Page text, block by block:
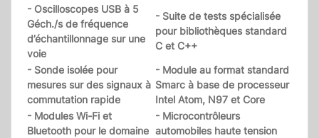
- Oscilloscopes USB à 5
Géch./s de fréquence
d’échantillonnage sur une
voie
- Suite de tests spécialisée
pour bibliothèques standard
C et C++
- Sonde isolée pour
mesures sur des signaux à
commutation rapide
- Module au format standard
Smarc à base de processeur
Intel Atom, N97 et Core
- Modules Wi-Fi et
Bluetooth pour le domaine
- Microcontrôleurs
automobiles haute tension